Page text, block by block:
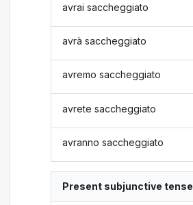
avrai saccheggiato
avrà saccheggiato
avremo saccheggiato
avrete saccheggiato
avranno saccheggiato
Present subjunctive tense